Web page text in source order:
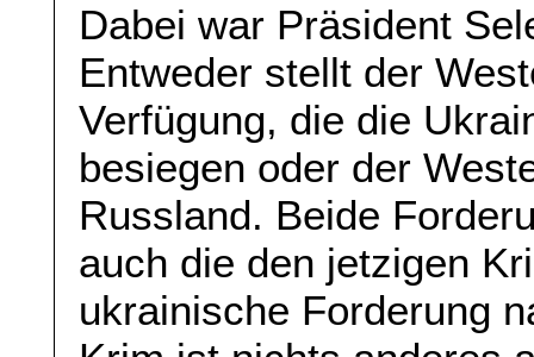
Dabei war Präsident
Entweder stellt der
Verfügung, die die
besiegen oder der
Russland. Beide
auch die den jetzigen
ukrainische Forderung